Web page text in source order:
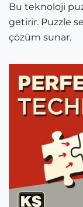
Bu teknoloji
getirir. Puzzle
çözüm sunar.